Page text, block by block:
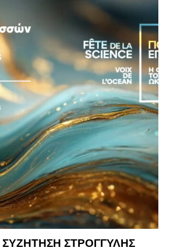
ΣΥΖΗΤΗΣΗ ΣΤΡΟΓΓΥΛΗΣ